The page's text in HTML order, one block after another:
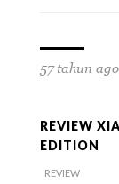
57 tahun ago
REVIEW
EDITION
REVIEW